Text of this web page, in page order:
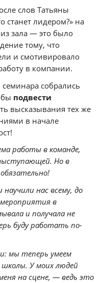
слов Татьяны
станет лидером?» на
из зала — это было
тому, что
и смотивировало
в компании.
собрались
подвести
высказывания тех же
в начале
работы в команде,
Но в
нас всему, до
мероприятия в
и получала не
буду работать по-
мы теперь умеем
У моих людей
на сцене, — ведь это